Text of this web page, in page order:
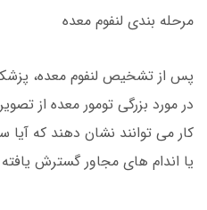
مرحله بندی لنفوم معده
پس از تشخیص لنفوم معده،
در مورد بزرگی تومور معده از
کار می توانند نشان دهند که آیا
یا اندام های مجاور گسترش یافته